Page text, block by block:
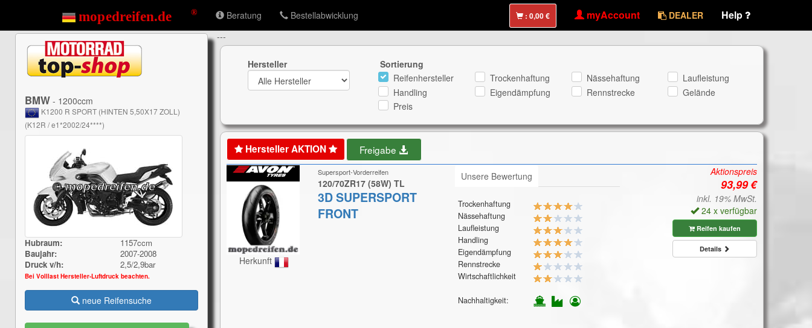
Beratung Bestellabwicklung : myAccount DEALER Help
BMW - 1200ccm
K1200 R SPORT (HINTEN 5,50X17 ZOLL)
(K12R / e1*2002/24****)
Hubraum:
1157ccm
Baujahr:
2007-2008
Druck v/h:
2,5/2,9bar
Bei Volllast Hersteller-Luftdruck beachten.
neue Reifensuche
---
Hersteller
Sortierung
Reifenhersteller
Trockenhaftung Nässehaftung
Laufleistung
Handling
Eigendämpfung Rennstrecke
Gelände
Preis
Hersteller AKTION Freigabe
Herkunft
Supersport-Vorderreifen
120/70ZR17 (58W) TL
3D SUPERSPORT
FRONT
Unsere Bewertung
Trockenhaftung
Nässehaftung
Laufleistung
Handling
Eigendämpfung
Rennstrecke
Wirtschaftlichkeit
Nachhaltigkeit:
Aktionspreis
inkl. 19% MwSt.
24 x verfügbar
Reifen kaufen
Details